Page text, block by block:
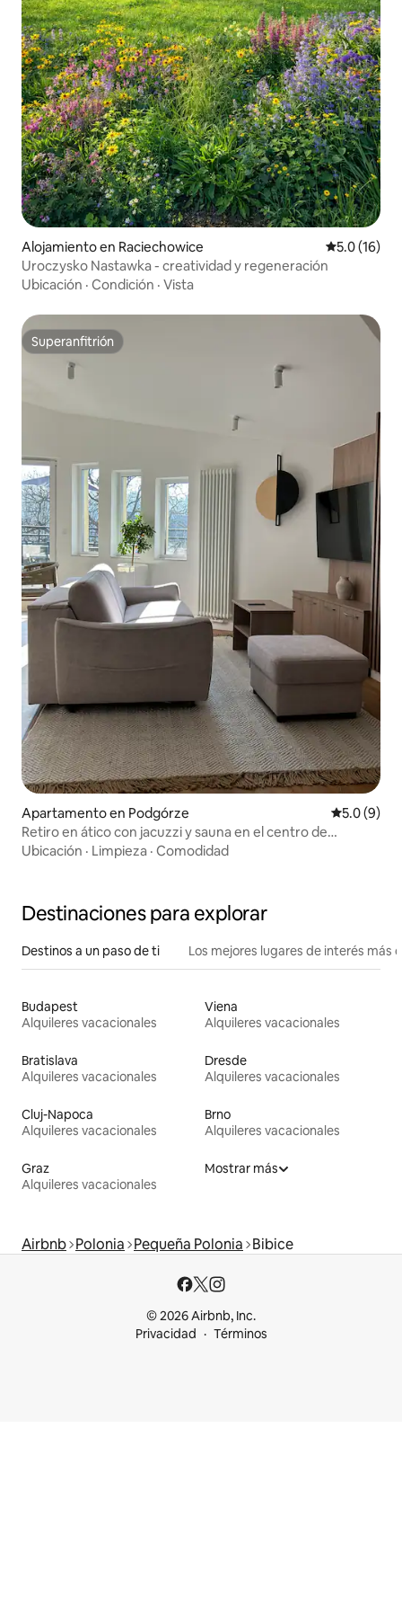
Alojamiento en Raciechowice Calificación
5.0 (16)
Uroczysko Nastawka - creatividad y regeneración
Ubicación · Condición · Vista
Superanfitrión
Superanfitrión
Apartamento en Podgórze
5.0 (9)
Retiro en ático con jacuzzi y sauna en el centro de
Cracovia
Ubicación · Limpieza · Comodidad
Destinaciones para explorar
Destinos a un paso de ti Los mejores lugares de interés más
Budapest
Alquileres vacacionales
Viena
Alquileres vacacionales
Bratislava
Alquileres vacacionales
Dresde
Alquileres vacacionales
Cluj-Napoca
Alquileres vacacionales
Brno
Alquileres vacacionales
Graz
Alquileres vacacionales
Mostrar más
Airbnb Polonia Pequeña Polonia Bibice
© 2026 Airbnb, Inc.
Privacidad
Términos